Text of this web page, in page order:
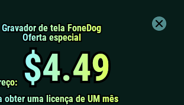
Gravador de tela FoneDog
Gravador de tela FoneDog
Oferta especial
Oferta especial
$4.49
$4.49
obter uma licença de UM mês
obter uma licença de UM mês